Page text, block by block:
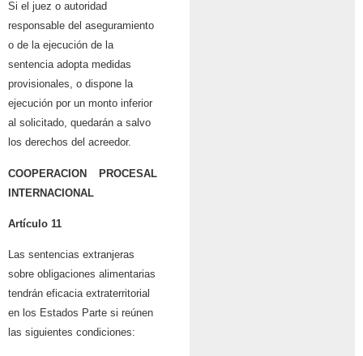
Si el juez o autoridad
responsable del aseguramiento
o de la ejecución de la
sentencia adopta medidas
provisionales, o dispone la
ejecución por un monto inferior
al solicitado, quedarán a salvo
los derechos del acreedor.
COOPERACION PROCESAL
INTERNACIONAL
Artículo 11
Las sentencias extranjeras
sobre obligaciones alimentarias
tendrán eficacia extraterritorial
en los Estados Parte si reúnen
las siguientes condiciones: